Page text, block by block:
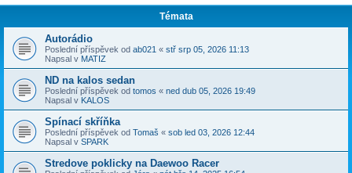
Témata
Autorádio
Poslední příspěvek od ab021 « stř srp 05, 2026 11:13
Napsal v MATIZ
ND na kalos sedan
Poslední příspěvek od tomos « ned dub 05, 2026 19:49
Napsal v KALOS
Spínací skříňka
Poslední příspěvek od Tomaš « sob led 03, 2026 12:44
Napsal v SPARK
Stredove poklicky na Daewoo Racer